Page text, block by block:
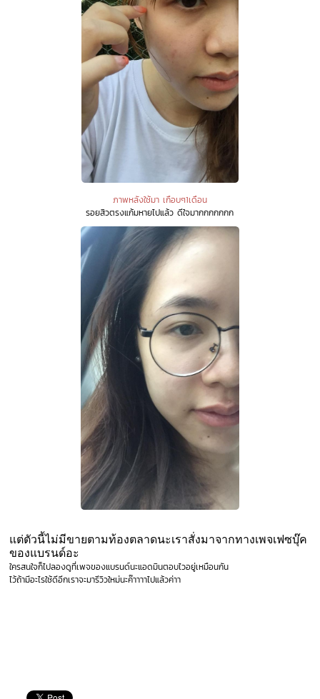
ภาพหลังใช้มา เกือบๆ1เดือน
รอยสิวตรงแก้มหายไปแล้ว ดีใจมากกกกกกก
แต่ตัวนี้ไม่มีขายตามท้องตลาดนะเราสั่งมาจากทางเพจเฟซบุ๊ค
ของแบรนด์อะ
ใครสนใจก็ไปลองดูที่เพจของแบรนด์นะแอดมินตอบไวอยู่เหมือนกัน
ไว้ถ้ามีอะไรใช้ดีอีกเราจะมารีวิวใหม่นะค๊าาาาไปแล้วค่าา